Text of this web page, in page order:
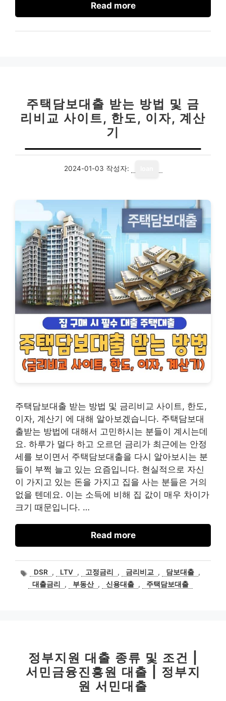
Read more
주택담보대출 받는 방법 및 금
리비교 사이트, 한도, 이자, 계산
기
2024-01-03 작성자:
주택담보대출 받는 방법 및 금리비교 사이트, 한도,
이자, 계산기 에 대해 알아보겠습니다. 주택담보대
출받는 방법에 대해서 고민하시는 분들이 계시는데
요. 하루가 멀다 하고 오르던 금리가 최근에는 안정
세를 보이면서 주택담보대출을 다시 알아보시는 분
들이 부쩍 늘고 있는 요즘입니다. 현실적으로 자신
이 가지고 있는 돈을 가지고 집을 사는 분들은 거의
없을 텐데요. 이는 소득에 비해 집 값이 매우 차이가
크기 때문입니다. …
Read more
태
그
DSR , LTV , 고정금리 , 금리비교 , 담보대출 ,
대출금리
, 부동산 , 신용대출 , 주택담보대출
정부지원 대출 종류 및 조건 |
서민금융진흥원 대출 | 정부지
원 서민대출